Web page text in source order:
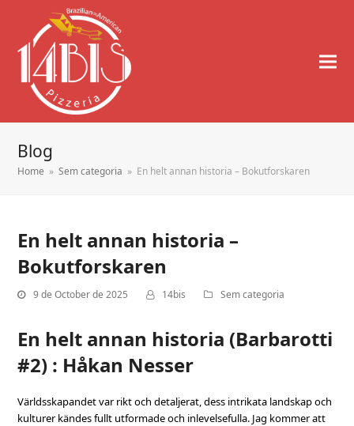
Blog
Home » Sem categoria » En helt annan historia – Bokutforskaren
En helt annan historia –
Bokutforskaren
9 de October de 2025 14bis Sem categoria
En helt annan historia (Barbarotti
#2) : Håkan Nesser
Världsskapandet var rikt och detaljerat, dess intrikata landskap och
kulturer kändes fullt utformade och inlevelsefulla. Jag kommer att